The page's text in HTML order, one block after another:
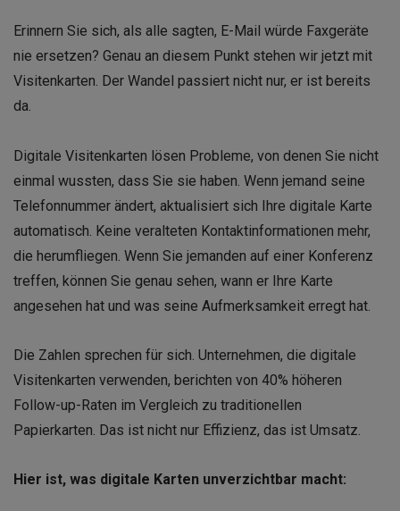
Erinnern Sie sich, als alle sagten, E-Mail würde Faxgeräte
nie ersetzen? Genau an diesem Punkt stehen wir jetzt mit
Visitenkarten. Der Wandel passiert nicht nur, er ist bereits
da.
Digitale Visitenkarten lösen Probleme, von denen Sie nicht
einmal wussten, dass Sie sie haben. Wenn jemand seine
Telefonnummer ändert, aktualisiert sich Ihre digitale Karte
automatisch. Keine veralteten Kontaktinformationen mehr,
die herumfliegen. Wenn Sie jemanden auf einer Konferenz
treffen, können Sie genau sehen, wann er Ihre Karte
angesehen hat und was seine Aufmerksamkeit erregt hat.
Die Zahlen sprechen für sich. Unternehmen, die digitale
Visitenkarten verwenden, berichten von 40% höheren
Follow-up-Raten im Vergleich zu traditionellen
Papierkarten. Das ist nicht nur Effizienz, das ist Umsatz.
Hier ist, was digitale Karten unverzichtbar macht: